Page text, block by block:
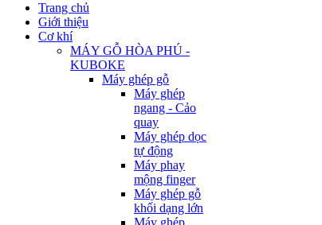
Trang chủ
Giới thiệu
Cơ khí
MÁY GỖ HÒA PHÚ -
KUBOKE
Máy ghép gỗ
Máy ghép
ngang - Cảo
quay
Máy ghép dọc
tự động
Máy phay
mộng finger
Máy ghép gỗ
khối dạng lớn
Máy ghép